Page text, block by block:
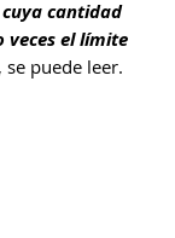
cantidad
veces el límite
, se puede leer.